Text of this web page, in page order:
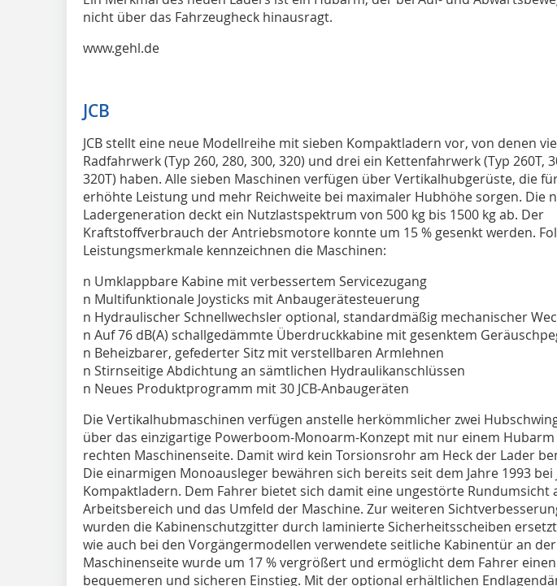
nicht über das Fahrzeugheck hinausragt.
www.gehl.de
JCB
JCB stellt eine neue Modellreihe mit sieben Kompaktladern vor, von denen
Radfahrwerk (Typ 260, 280, 300, 320) und drei ein Kettenfahrwerk (Typ 260T,
320T) haben. Alle sieben Maschinen verfügen über Vertikalhubgerüste, die
erhöhte Leistung und mehr Reichweite bei maximaler Hubhöhe sorgen. Die
Ladergeneration deckt ein Nutzlastspektrum von 500 kg bis 1500 kg ab. Der
Kraftstoffverbrauch der Antriebsmotore konnte um 15 % gesenkt werden.
Leistungsmerkmale kennzeichnen die Maschinen:
n Umklappbare Kabine mit verbessertem Servicezugang
n Multifunktionale Joysticks mit Anbaugerätesteuerung
n Hydraulischer Schnellwechsler optional, standardmäßig mechanischer
n Auf 76 dB(A) schallgedämmte Überdruckkabine mit gesenktem
n Beheizbarer, gefederter Sitz mit verstellbaren Armlehnen
n Stirnseitige Abdichtung an sämtlichen Hydraulikanschlüssen
n Neues Produktprogramm mit 30 JCB-Anbaugeräten
Die Vertikalhubmaschinen verfügen anstelle herkömmlicher zwei
über das einzigartige Powerboom-Monoarm-Konzept mit nur einem
rechten Maschinenseite. Damit wird kein Torsionsrohr am Heck der Lader
Die einarmigen Monoausleger bewähren sich bereits seit dem Jahre 1993 bei
Kompaktladern. Dem Fahrer bietet sich damit eine ungestörte Rundumsicht
Arbeitsbereich und das Umfeld der Maschine. Zur weiteren
wurden die Kabinenschutzgitter durch laminierte Sicherheitsscheiben
wie auch bei den Vorgängermodellen verwendete seitliche Kabinentür an
Maschinenseite wurde um 17 % vergrößert und ermöglicht dem Fahrer
bequemeren und sicheren Einstieg. Mit der optional erhältlichen